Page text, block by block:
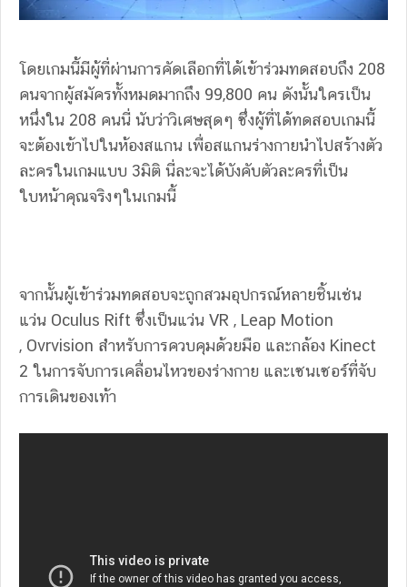
โดยเกมนี้มีผู้ที่ผ่านการคัดเลือกที่ได้เข้าร่วมทดสอบถึง 208
คนจากผู้สมัครทั้งหมดมากถึง 99,800 คน ดังนั้นใครเป็น
หนึ่งใน 208 คนนี่ นับว่าวิเศษสุดๆ ซึ่งผู้ที่ได้ทดสอบเกมนี้
จะต้องเข้าไปในห้องสแกน เพื่อสแกนร่างกายนำไปสร้างตัว
ละครในเกมแบบ 3มิติ นี่ละจะได้บังคับตัวละครที่เป็น
ใบหน้าคุณจริงๆในเกมนี้
จากนั้นผู้เข้าร่วมทดสอบจะถูกสวมอุปกรณ์หลายชิ้นเช่น
แว่น Oculus Rift ซึ่งเป็นแว่น VR , Leap Motion
, Ovrvision สำหรับการควบคุมด้วยมือ และกล้อง Kinect
2 ในการจับการเคลื่อนไหวของร่างกาย และเซนเซอร์ที่จับ
การเดินของเท้า